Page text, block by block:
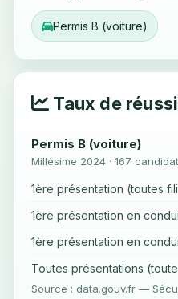
Permis B (voiture)
Taux de
Permis B (voiture)
Millésime 2024 · 167
1ère présentation (toutes
1ère présentation en
1ère présentation en
Toutes présentations
Source : data.gouv.fr —